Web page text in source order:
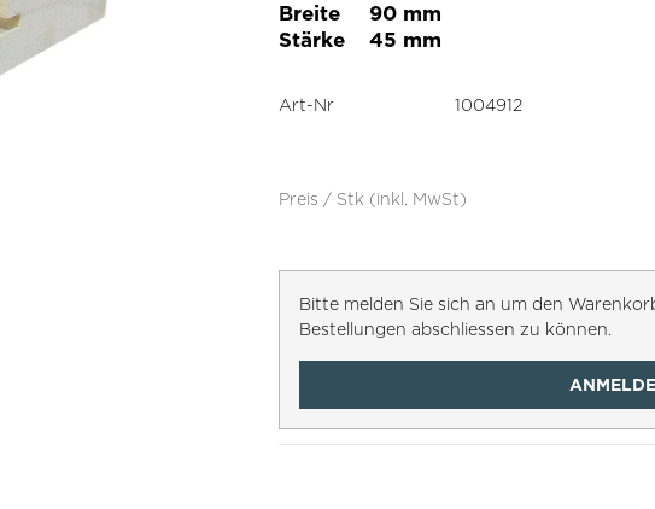
Breite
90 mm
Stärke
45 mm
Preis / Stk (inkl. MwSt)
Bitte melden Sie sich an um den
Bestellungen abschliessen zu können.
Art-Nr 1004912